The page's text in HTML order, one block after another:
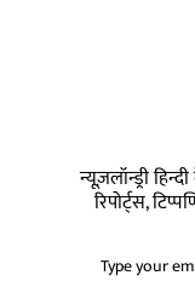
न्यूज़लॉन्ड्री
रिपोर्ट्स,